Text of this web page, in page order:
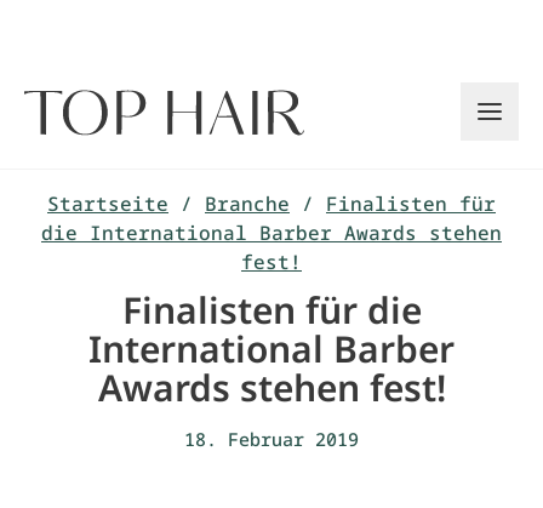
Startseite / Branche / Finalisten für
die International Barber Awards stehen
fest!
Finalisten für die
International Barber
Awards stehen fest!
18. Februar 2019